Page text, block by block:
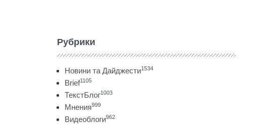
Рубрики
Новини та Дайджести1534
Brief1105
ТекстБлог1003
Мнения999
Видеоблоги962